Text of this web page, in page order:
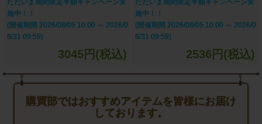
ただいま期間限定半額キャンペーン実
施中！！
(開催期間 2026/08/05 10:00 ～ 2026/0
8/31 09:59)
3045円(税込)
ただいま期間限定半額キャンペーン実
施中！！
(開催期間 2026/08/05 10:00 ～ 2026/0
8/31 09:59)
2536円(税込)
購買部ではおすすめアイテムを皆様にお届け
しております。